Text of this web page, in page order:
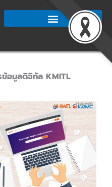
อมูลดิจิทัล KMITL